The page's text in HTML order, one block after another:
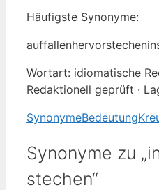
Häufigste Synonyme:
auffallenhervorstechen
Wortart: idiomatische
Redaktionell geprüft ·
SynonymeBedeutung
Synonyme zu
stechen“